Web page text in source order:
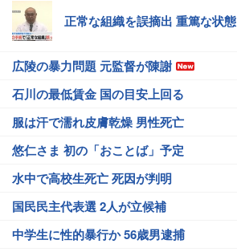
正常な組織を誤摘出 重篤な状態
広陵の暴力問題 元監督が陳謝
石川の最低賃金 国の目安上回る
服は汗で濡れ皮膚乾燥 男性死亡
悠仁さま 初の「おことば」予定
水中で高校生死亡 死因が判明
国民民主代表選 2人が立候補
中学生に性的暴行か 56歳男逮捕